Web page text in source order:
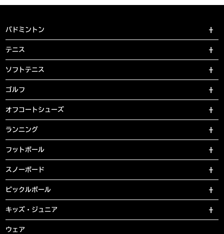
バドミントン
テニス
ソフトテニス
ゴルフ
オフコートシューズ
ランニング
フットボール
スノーボード
ピックルボール
キッズ・ジュニア
ウェア